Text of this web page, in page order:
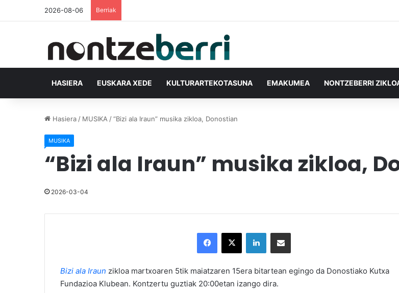
2026-08-06 Berriak
HASIERA EUSKARA XEDE KULTURARTEKOTASUNA EMAKUMEA NONTZEBERRI
Hasiera / MUSIKA /“Bizi ala Iraun” musika zikloa, Donostian
MUSIKA
“Bizi ala Iraun” musika zikloa,
2026-03-04
Bizi ala Iraun zikloa martxoaren 5tik maiatzaren 15era bitartean egingo da Donostiako Kutxa
Fundazioa Klubean. Kontzertu guztiak 20:00etan izango dira.